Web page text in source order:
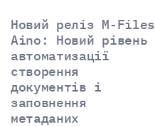
Новий реліз M-Files
Aino: Новий рівень
автоматизації
створення
документів і
заповнення
метаданих